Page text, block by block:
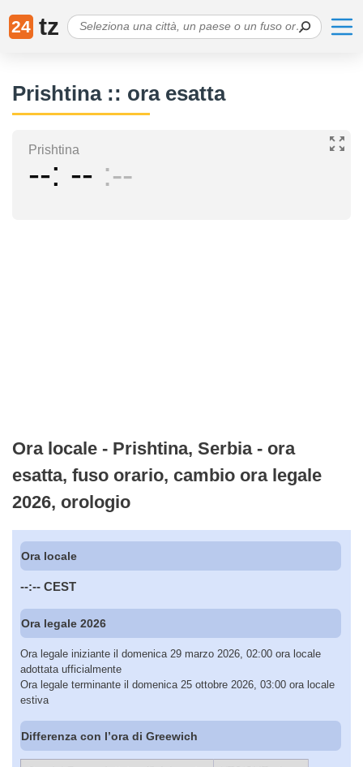
24 tz
Prishtina :: ora esatta
Prishtina
-- -- --
Ora locale - Prishtina, Serbia - ora
esatta, fuso orario, cambio ora legale
2026, orologio
Ora locale
--:-- CEST
Ora legale 2026
Ora legale iniziante il domenica 29 marzo 2026, 02:00 ora locale
adottata ufficialmente
Ora legale terminante il domenica 25 ottobre 2026, 03:00 ora locale
estiva
Differenza con l’ora di Greewich